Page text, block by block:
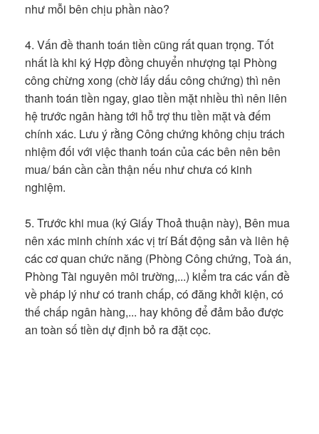
như mỗi bên chịu phần nào?
4. Vấn đề thanh toán tiền cũng rất quan trọng. Tốt
nhất là khi ký Hợp đồng chuyển nhượng tại Phòng
công chừng xong (chờ lấy dấu công chứng) thì nên
thanh toán tiền ngay, giao tiền mặt nhiều thì nên liên
hệ trước ngân hàng tới hỗ trợ thu tiền mặt và đếm
chính xác. Lưu ý rằng Công chứng không chịu trách
nhiệm đối với việc thanh toán của các bên nên bên
mua/ bán cần cần thận nếu như chưa có kinh
nghiệm.
5. Trước khi mua (ký Giấy Thoả thuận này), Bên mua
nên xác minh chính xác vị trí Bất động sản và liên hệ
các cơ quan chức năng (Phòng Công chứng, Toà án,
Phòng Tài nguyên môi trường,...) kiểm tra các vấn đề
về pháp lý như có tranh chấp, có đăng khởi kiện, có
thế chấp ngân hàng,... hay không để đảm bảo được
an toàn số tiền dự định bỏ ra đặt cọc.